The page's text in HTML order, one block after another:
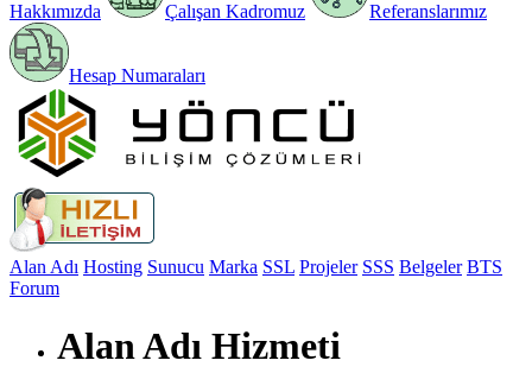
Hakkımızda Çalışan Kadromuz Referanslarımız
Hesap Numaraları
Alan Adı Hosting Sunucu Marka SSL Projeler SSS Belgeler BTS
Forum
Alan Adı Hizmeti